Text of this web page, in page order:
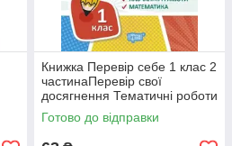
Книжка Перевір себе 1 клас 2
частинаПеревір свої
досягнення Тематичні роботи
Готово до відправки